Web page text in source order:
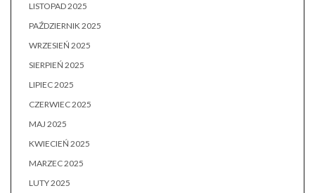
LISTOPAD 2025
PAŹDZIERNIK 2025
WRZESIEŃ 2025
SIERPIEŃ 2025
LIPIEC 2025
CZERWIEC 2025
MAJ 2025
KWIECIEŃ 2025
MARZEC 2025
LUTY 2025